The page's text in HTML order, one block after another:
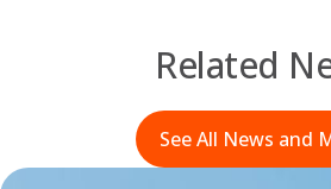
Related
See All News and